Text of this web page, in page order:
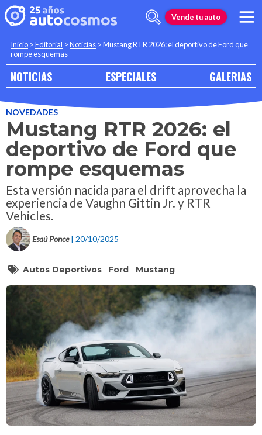
Vende tu auto
Inicio >Editorial >Noticias >Mustang RTR 2026: el deportivo de Ford que
rompe esquemas
NOTICIAS ESPECIALES GALERIAS
NOVEDADES
Mustang RTR 2026: el
deportivo de Ford que
rompe esquemas
Esta versión nacida para el drift aprovecha la
experiencia de Vaughn Gittin Jr. y RTR
Vehicles.
Esaú Ponce | 20/10/2025
Autos Deportivos Ford Mustang